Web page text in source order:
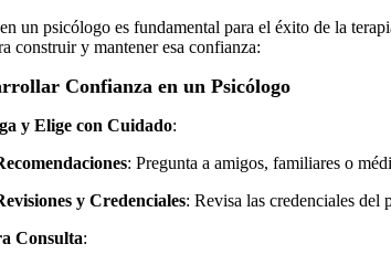
un psicólogo es fundamental para el éxito de la
construir y mantener esa confianza:
Confianza en un Psicólogo
y Elige con Cuidado:
: Pregunta a amigos, familiares o
y Credenciales: Revisa las credenciales del
Consulta: